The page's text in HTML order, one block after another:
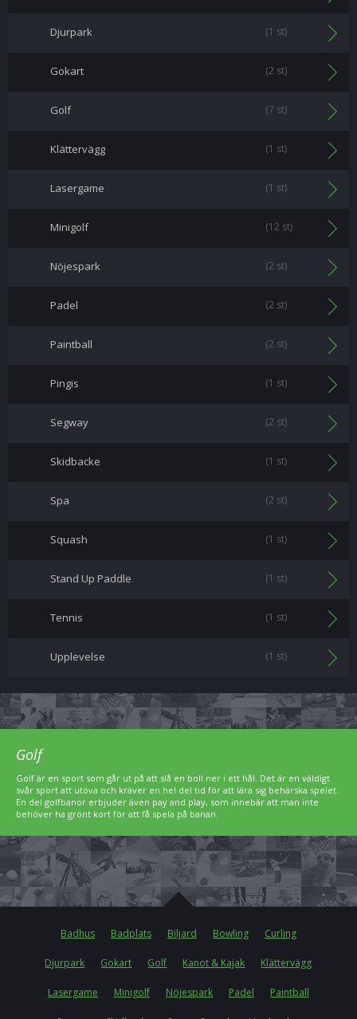
Djurpark (1 st)
Gokart (2 st)
Golf (7 st)
Klättervägg (1 st)
Lasergame (1 st)
Minigolf (12 st)
Nöjespark (2 st)
Padel (2 st)
Paintball (2 st)
Pingis (1 st)
Segway (2 st)
Skidbacke (1 st)
Spa (2 st)
Squash (1 st)
Stand Up Paddle (1 st)
Tennis (1 st)
Upplevelse (1 st)
Golf
Golf är en sport som går ut på att slå en boll ner i ett hål. Det är en väldigt
svår sport att utöva och kräver en hel del tid för att lära sig behärska spelet.
En del golfbanor erbjuder även pay and play, som innebär att man inte
behöver ha grönt kort för att få spela på banan.
Badhus Badplats Biljard Bowling Curling
Djurpark Gokart Golf Kanot & Kajak Klättervägg
Lasergame Minigolf Nöjespark Padel Paintball